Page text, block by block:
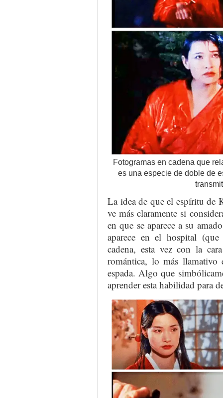
Fotogramas en cadena que
es una especie de doble de
La idea de que el espíritu de
ve más claramente si
en que se aparece a su
aparece en el hospital
cadena, esta vez con la
romántica, lo más
espada. Algo que
aprender esta habilidad para